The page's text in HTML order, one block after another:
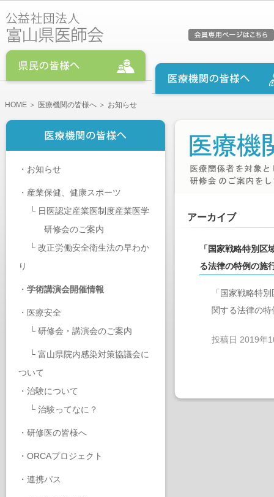
HOME ＞ 医療機関の皆様へ ＞ お知らせ
・ お知らせ
・ 産業保健、健康スポーツ
└ 日医認定産業医制度産業医学
研修会のご案内
└ 改正労働安全衛生法の早わか
り
・ 学術講演会開催情報
・ 医療安全
└ 研修会・講演会のご案内
└ 富山県院内感染対策協議会に
ついて
・ 治験について
└ 治験ってなに？
・ 研修医の皆様へ
・ ORCAプロジェクト
・ 連携パス
アーカイブ
「国家戦略特別
る法律の特例の施
「国家戦略特
関する法律の
投稿日 2019年